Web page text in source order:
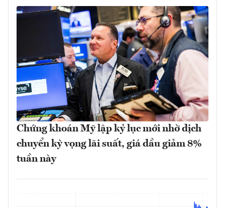
Chứng khoán Mỹ lập kỷ lục mới nhờ dịch
chuyển kỳ vọng lãi suất, giá dầu giảm 8%
tuần này